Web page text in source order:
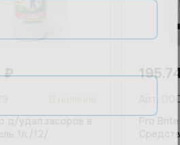
₽
1л./12/
Pro